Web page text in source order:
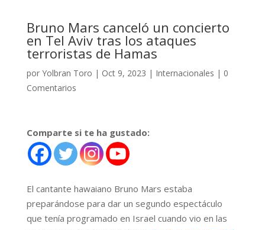
Bruno Mars canceló un concierto
en Tel Aviv tras los ataques
terroristas de Hamas
por Yolbran Toro | Oct 9, 2023 | Internacionales | 0
Comentarios
Comparte si te ha gustado:
El cantante hawaiano Bruno Mars estaba
preparándose para dar un segundo espectáculo
que tenía programado en Israel cuando vio en las